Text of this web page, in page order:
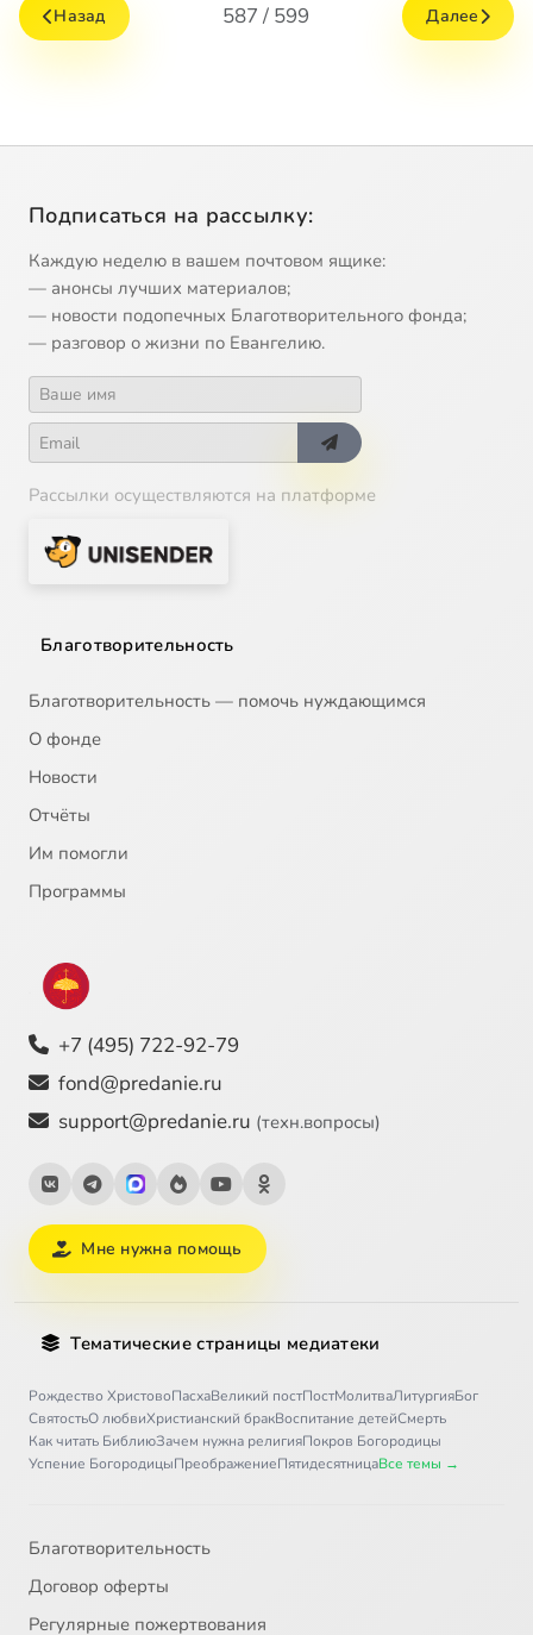
Назад 587 / 599 Далее
Подписаться на рассылку:
Каждую неделю в вашем почтовом ящике:
— анонсы лучших материалов;
— новости подопечных Благотворительного фонда;
— разговор о жизни по Евангелию.
Рассылки осуществляются на платформе
Благотворительность
Благотворительность — помочь нуждающимся
О фонде
Новости
Отчёты
Им помогли
Программы
+7 (495) 722-92-79
fond@predanie.ru
support@predanie.ru (техн.вопросы)
Мне нужна помощь
Тематические страницы медиатеки
Рождество ХристовоПасхаВеликий постПостМолитваЛитургияБог
СвятостьО любвиХристианский бракВоспитание детейСмерть
Как читать БиблиюЗачем нужна религияПокров Богородицы
Успение БогородицыПреображениеПятидесятницаВсе темы →
Благотворительность
Договор оферты
Регулярные пожертвования